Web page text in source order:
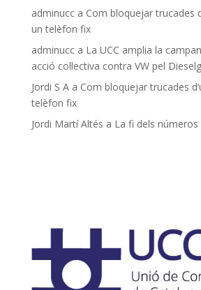
adminucca Com bloquejar trucades
un telèfon fix
adminucca La UCC amplia la
acció col·lectiva contra VW pel
Jordi S Aa Com bloquejar trucades
telèfon fix
Jordi Martí Altés a La fi dels números